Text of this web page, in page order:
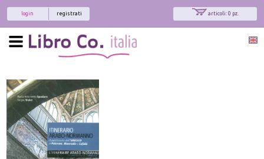
articoli: 0 pz.
registrati
login